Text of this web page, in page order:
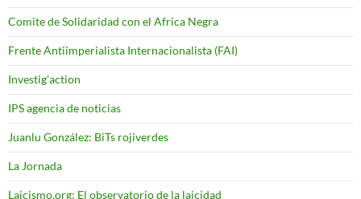
Comite de Solidaridad con el Africa Negra
Frente Antiimperialista Internacionalista (FAI)
Investig'action
IPS agencia de noticias
Juanlu González: BiTs rojiverdes
La Jornada
Laicismo.org: El observatorio de la laicidad